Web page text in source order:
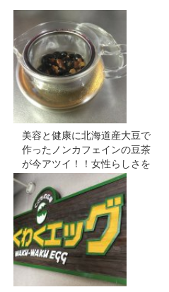
美容と健康に北海道産大豆で
作ったノンカフェインの豆茶
が今アツイ！！女性らしさを
アップする黒豆茶3つの効能☆